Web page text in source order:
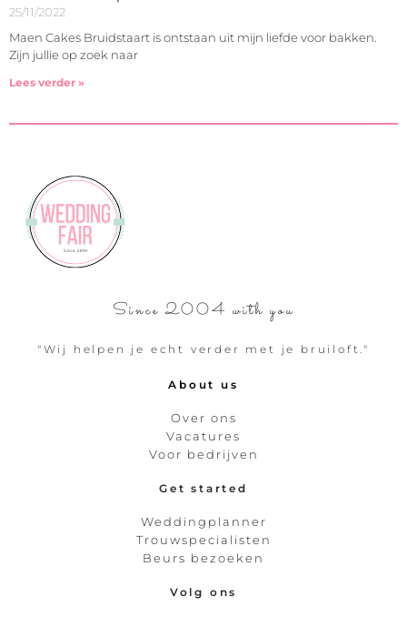
25/11/2022
Maen Cakes Bruidstaart is ontstaan uit mijn liefde voor bakken.
Zijn jullie op zoek naar
Lees verder »
Since 2004 with you
"Wij helpen je echt verder met je bruiloft."
About us
Over ons
Vacatures
Voor bedrijven
Get started
Weddingplanner
Trouwspecialisten
Beurs bezoeken
Volg ons